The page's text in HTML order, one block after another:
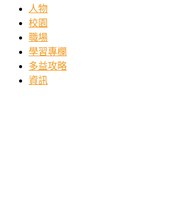
人物
校園
職場
學習專欄
多益攻略
資訊